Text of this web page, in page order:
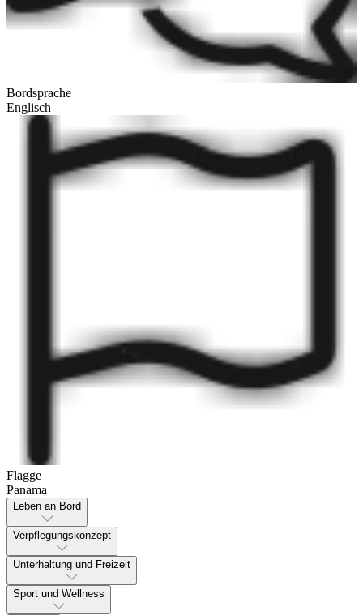
Bordsprache
Englisch
Flagge
Panama
Leben an Bord
Verpflegungskonzept
Unterhaltung und Freizeit
Sport und Wellness